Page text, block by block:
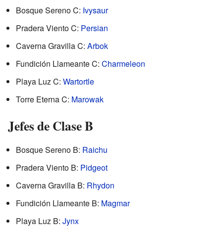
Bosque Sereno C: Ivysaur
Pradera Viento C: Persian
Caverna Gravilla C: Arbok
Fundición Llameante C: Charmeleon
Playa Luz C: Wartortle
Torre Eterna C: Marowak
Jefes de Clase B
Bosque Sereno B: Raichu
Pradera Viento B: Pidgeot
Caverna Gravilla B: Rhydon
Fundición Llameante B: Magmar
Playa Luz B: Jynx